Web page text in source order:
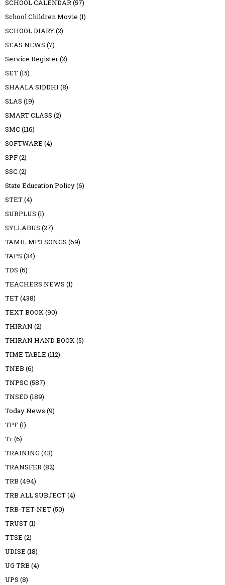
SCHOOL CALENDAR(57)
School Children Movie (1)
SCHOOL DIARY(2)
SEAS NEWS (7)
Service Register(2)
SET(15)
SHAALA SIDDHI (8)
SLAS (19)
SMART CLASS (2)
SMC (116)
SOFTWARE (4)
SPF(2)
SSC (2)
State Education Policy(6)
STET(4)
SURPLUS (1)
SYLLABUS (27)
TAMIL MP3 SONGS (69)
TAPS (34)
TDS (6)
TEACHERS NEWS (1)
TET(438)
TEXT BOOK(90)
THIRAN (2)
THIRAN HAND BOOK(5)
TIME TABLE (112)
TNEB (6)
TNPSC (587)
TNSED (189)
Today News (9)
TPF(1)
Tr(6)
TRAINING (43)
TRANSFER(82)
TRB (494)
TRB ALL SUBJECT(4)
TRB-TET-NET(50)
TRUST(1)
TTSE (2)
UDISE (18)
UG TRB (4)
UPS (8)